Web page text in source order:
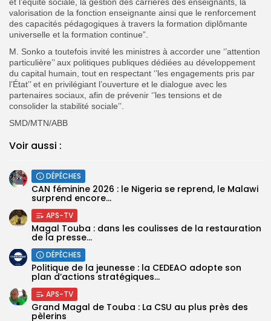
valorisation de la fonction enseignante ainsi que le renforcement
des capacités pédagogiques à travers la formation diplômante
universelle et la formation continue”.
M. Sonko a toutefois invité les ministres à accorder une ‘’attention
particulière’’ aux politiques publiques dédiées au développement
du capital humain, tout en respectant ‘’les engagements pris par
l’État’’ et en privilégiant l’ouverture et le dialogue avec les
partenaires sociaux, afin de prévenir ‘’les tensions et de
consolider la stabilité sociale’’.
SMD/MTN/ABB
Voir aussi :
DÉPÊCHES
‎CAN féminine 2026 : le Nigeria se reprend, le Malawi
surprend encore...
APS-TV
Magal Touba : dans les coulisses de la restauration
de la presse...
DÉPÊCHES
Politique de la jeunesse : la CEDEAO adopte son
plan d’actions stratégiques...
APS-TV
Grand Magal de Touba : La CSU au plus près des
pèlerins